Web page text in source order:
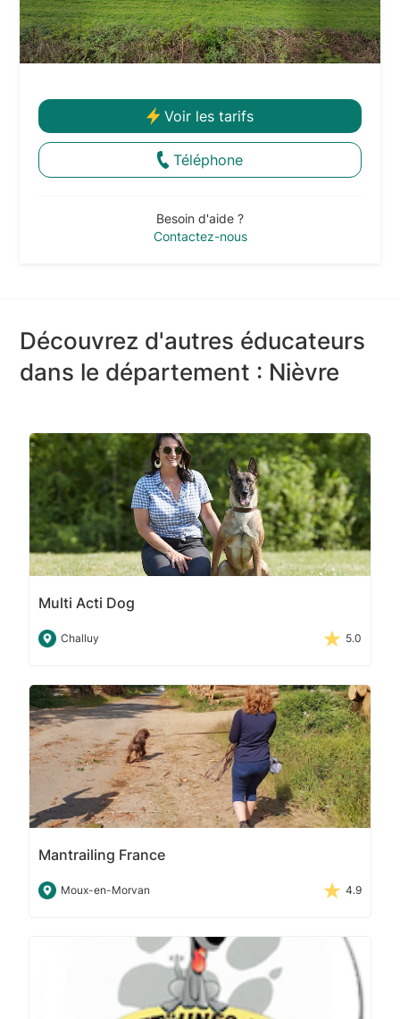
Voir les tarifs
Téléphone
Besoin d'aide ?
Contactez-nous
Découvrez d'autres éducateurs
dans le département : Nièvre
Multi Acti Dog
Challuy 5.0
Mantrailing France
Moux-en-Morvan 4.9